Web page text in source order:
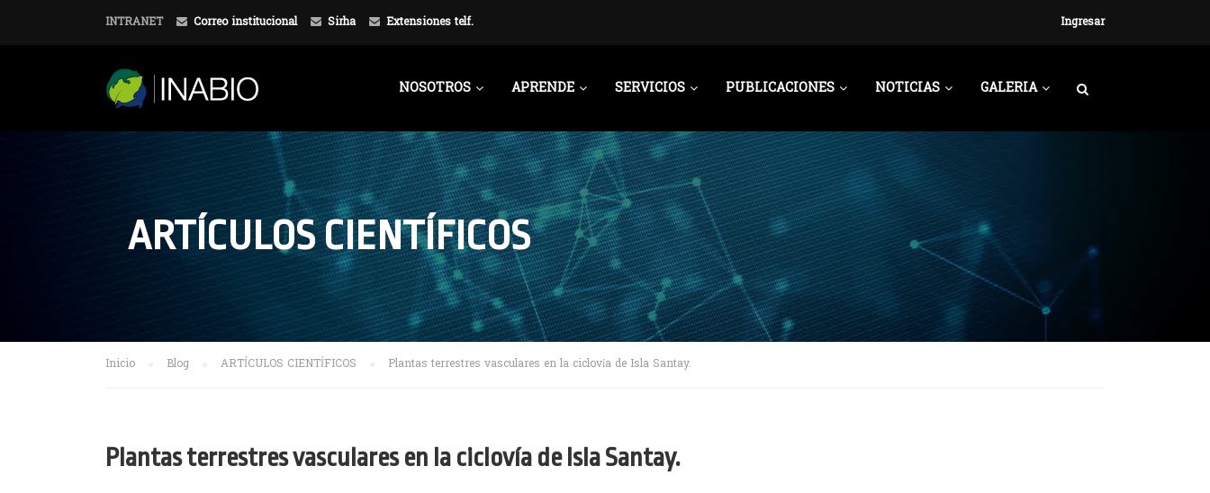
INTRANET Correo institucional Sirha Extensiones telf. Ingresar
NOSOTROS APRENDE SERVICIOS PUBLICACIONES NOTICIAS GALERIA
ARTÍCULOS CIENTÍFICOS
Inicio Blog ARTÍCULOS CIENTÍFICOS Plantas terrestres vasculares en la ciclovía de Isla Santay.
Plantas terrestres vasculares en la ciclovía de Isla Santay.